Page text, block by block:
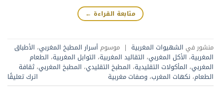
متابعة القراءة ←
منشور في الشهيوات المغربية | موسوم أسرار المطبخ المغربي، الأطباق
المغربية، الأكل المغربي، التقاليد المغربية، التوابل المغربية، الطعام
المغربي، المأكولات التقليدية، المطبخ التقليدي، المطبخ المغربي، ثقافة
الطعام، نكهات المغرب، وصفات مغربية اترك تعليقًا